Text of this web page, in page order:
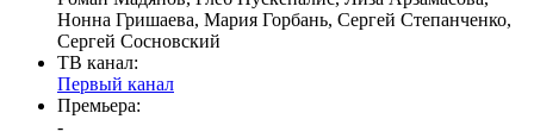
Нонна Гришаева, Мария Горбань, Сергей Степанченко,
Сергей Сосновский
ТВ канал:
Первый канал
Премьера:
-